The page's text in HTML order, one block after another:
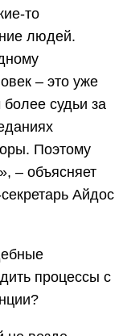
то
людей.
– это уже
судьи за
Поэтому
– объясняет
Айдос
процессы с